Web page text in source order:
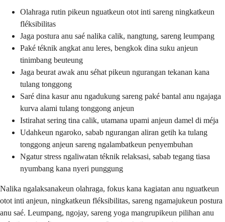
Olahraga rutin pikeun nguatkeun otot inti sareng ningkatkeun
fléksibilitas
Jaga postura anu saé nalika calik, nangtung, sareng leumpang
Paké téknik angkat anu leres, bengkok dina suku anjeun
tinimbang beuteung
Jaga beurat awak anu séhat pikeun ngurangan tekanan kana
tulang tonggong
Saré dina kasur anu ngadukung sareng paké bantal anu ngajaga
kurva alami tulang tonggong anjeun
Istirahat sering tina calik, utamana upami anjeun damel di méja
Udahkeun ngaroko, sabab ngurangan aliran getih ka tulang
tonggong anjeun sareng ngalambatkeun penyembuhan
Ngatur stress ngaliwatan téknik relaksasi, sabab tegang tiasa
nyumbang kana nyeri punggung
Nalika ngalaksanakeun olahraga, fokus kana kagiatan anu nguatkeun
otot inti anjeun, ningkatkeun fléksibilitas, sareng ngamajukeun postura
anu saé. Leumpang, ngojay, sareng yoga mangrupikeun pilihan anu